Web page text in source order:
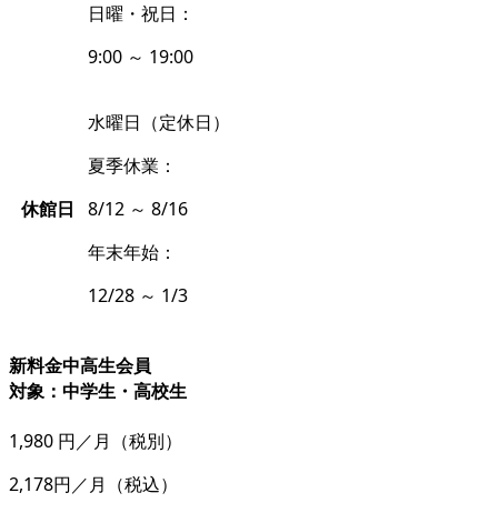
日曜・祝日：
9:00 ～ 19:00
休館日
水曜日（定休日）
夏季休業：
8/12 ～ 8/16
年末年始：
12/28 ～ 1/3
新料金中高生会員
対象：中学生・高校生
1,980 円／月 （税別）
2,178円／月 （税込）